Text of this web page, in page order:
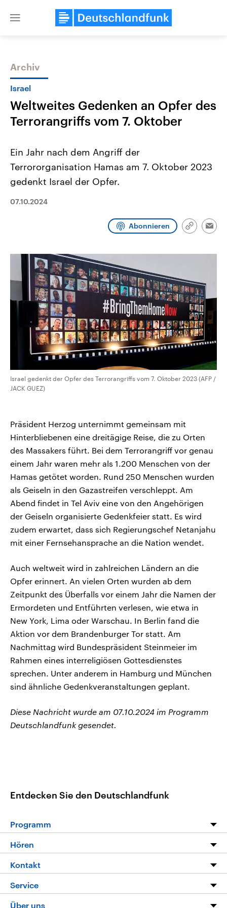
Close
Themen
Landtagswahl Sachsen-Anhalt
2026
Sachsen-Anhalt wählt am 6.
Bundesland von einer Koalition aus
und Hintergründe zu den Parteien
und Kandidaten der anstehenden
Wahl.
den mächtigsten Ländern
mit großem Einfluss auf
aktuelle Weltgeschehen.
Sendungen Programm Podcasts
Audio-Archiv
Archiv
Israel
Weltweites Gedenken an Opfer des
Terrorangriffs vom 7. Oktober
Ein Jahr nach dem Angriff der
Terrororganisation Hamas am 7. Oktober 2023
gedenkt Israel der Opfer.
07.10.2024
Abonnieren
Link
Israel gedenkt der Opfer des Terrorangriffs vom 7. Oktober 2023 (AFP /
JACK GUEZ)
Präsident Herzog unternimmt gemeinsam mit
Hinterbliebenen eine dreitägige Reise, die zu Orten
des Massakers führt. Bei dem Terrorangriff vor genau
einem Jahr waren mehr als 1.200 Menschen von der
Hamas getötet worden. Rund 250 Menschen wurden
als Geiseln in den Gazastreifen verschleppt. Am
Abend findet in Tel Aviv eine von den Angehörigen
der Geiseln organisierte Gedenkfeier statt. Es wird
zudem erwartet, dass sich Regierungschef Netanjahu
mit einer Fernsehansprache an die Nation wendet.
Auch weltweit wird in zahlreichen Ländern an die
Opfer erinnert. An vielen Orten wurden ab dem
Zeitpunkt des Überfalls vor einem Jahr die Namen der
Ermordeten und Entführten verlesen, wie etwa in
New York, Lima oder Warschau. In Berlin fand die
Aktion vor dem Brandenburger Tor statt. Am
Nachmittag wird Bundespräsident Steinmeier im
Rahmen eines interreligiösen Gottesdienstes
sprechen. Unter anderem in Hamburg und München
sind ähnliche Gedenkveranstaltungen geplant.
Diese Nachricht wurde am 07.10.2024 im Programm
Deutschlandfunk gesendet.
Entdecken Sie den Deutschlandfunk
Programm
Programm
Die Nachrichten
Nachrichtenleicht
Hören
Livestream
Podcasts
Kontakt
Hörerservice
Service
FAQ
Über uns